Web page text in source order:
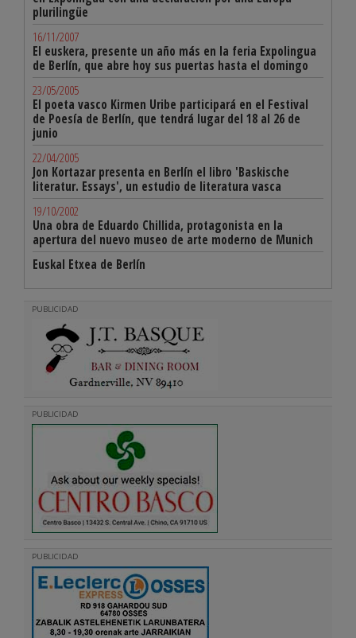
plurilingüe
16/11/2007
El euskera, presente un año más en la feria Expolingua
de Berlín, que abre hoy sus puertas hasta el domingo
23/05/2005
El poeta vasco Kirmen Uribe participará en el Festival
de Poesía de Berlín, que tendrá lugar del 18 al 26 de
junio
22/04/2005
Jon Kortazar presenta en Berlín el libro 'Baskische
literatur. Essays', un estudio de literatura vasca
19/10/2002
Una obra de Eduardo Chillida, protagonista en la
apertura del nuevo museo de arte moderno de Munich
Euskal Etxea de Berlín
PUBLICIDAD
PUBLICIDAD
PUBLICIDAD